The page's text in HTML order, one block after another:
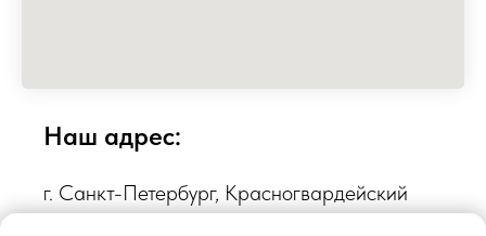
Наш адрес:
г. Санкт-Петербург, Красногвардейский